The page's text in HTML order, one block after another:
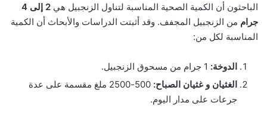
الباحثون أن الكمية الصحية المناسبة لتناول الزنجبيل هي
2 إلى 4
جرام من الزنجبيل المجفف. وقد أثبتت الدراسات والأبحاث أن الكمية
المناسبة لكل من:
الدوخة: 1 جرام من مسحوق الزنجبيل.
الغثيان و غثيان الصباح:
500-2500 ملغ مقسمة على عدة
جرعات على مدار اليوم.